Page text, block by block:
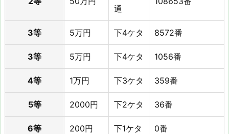
通
3等 5万円 下4ケタ 8572番
3等 5万円 下4ケタ 1056番
4等 1万円 下3ケタ 359番
5等 2000円 下2ケタ 36番
6等 200円 下1ケタ 0番